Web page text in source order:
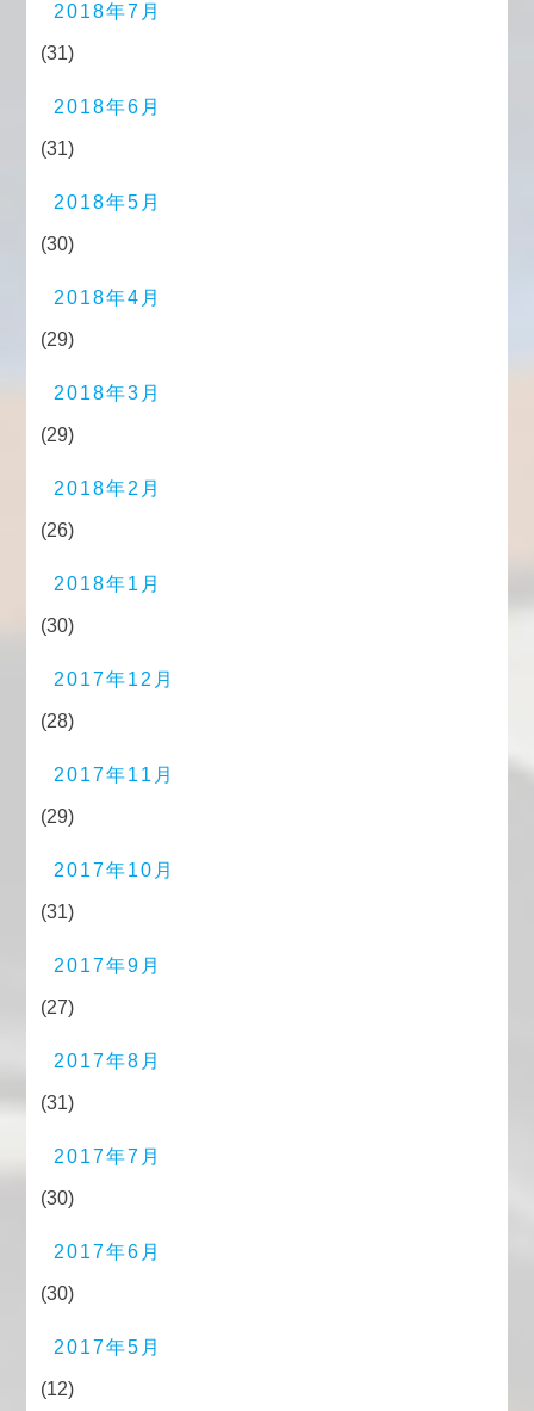
2018年7月
(31)
2018年6月
(31)
2018年5月
(30)
2018年4月
(29)
2018年3月
(29)
2018年2月
(26)
2018年1月
(30)
2017年12月
(28)
2017年11月
(29)
2017年10月
(31)
2017年9月
(27)
2017年8月
(31)
2017年7月
(30)
2017年6月
(30)
2017年5月
(12)